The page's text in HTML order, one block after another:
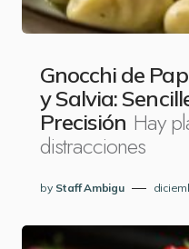
Gnocchi de
y Salvia:
Precisión Hay
distracciones
by Staff Ambigu